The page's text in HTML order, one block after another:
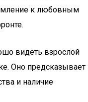
к любовным
видеть взрослой
Оно предсказывает
и наличие